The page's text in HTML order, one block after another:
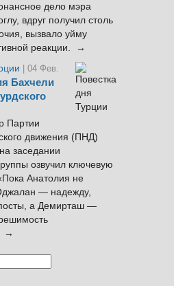
дело мэра
вдруг получил столь
вызвало уйму
реакции. →
| 04 Фев.
Бахчели
Партии
движения (ПНД)
заседании
озвучил ключевую
Анатолия не
— надежду,
а Демирташ —
→